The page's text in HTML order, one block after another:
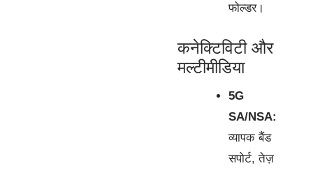
फोल्डर।
कनेक्टिविटी और
मल्टीमीडिया
5G
SA/NSA:
व्यापक बैंड
सपोर्ट, तेज़